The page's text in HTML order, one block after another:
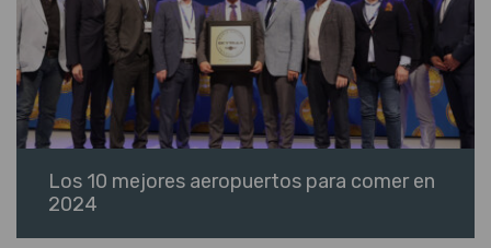
Los 10 mejores aeropuertos para comer en
2024